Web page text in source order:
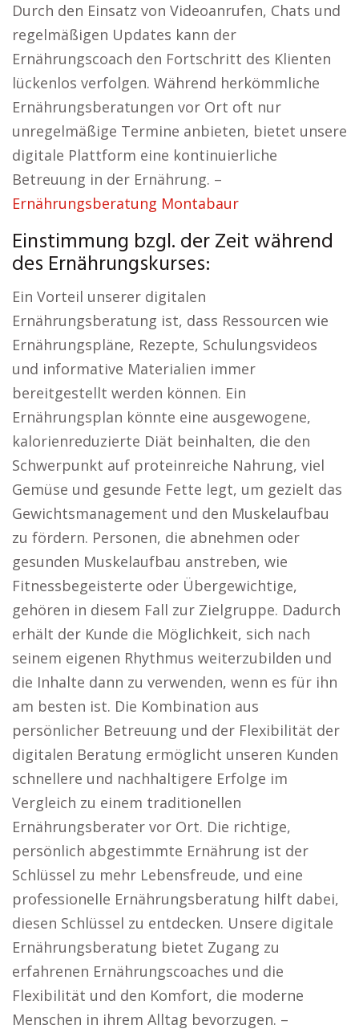
Durch den Einsatz von Videoanrufen, Chats und
regelmäßigen Updates kann der
Ernährungscoach den Fortschritt des Klienten
lückenlos verfolgen. Während herkömmliche
Ernährungsberatungen vor Ort oft nur
unregelmäßige Termine anbieten, bietet unsere
digitale Plattform eine kontinuierliche
Betreuung in der Ernährung. –
Ernährungsberatung Montabaur
Einstimmung bzgl. der Zeit während
des Ernährungskurses:
Ein Vorteil unserer digitalen
Ernährungsberatung ist, dass Ressourcen wie
Ernährungspläne, Rezepte, Schulungsvideos
und informative Materialien immer
bereitgestellt werden können. Ein
Ernährungsplan könnte eine ausgewogene,
kalorienreduzierte Diät beinhalten, die den
Schwerpunkt auf proteinreiche Nahrung, viel
Gemüse und gesunde Fette legt, um gezielt das
Gewichtsmanagement und den Muskelaufbau
zu fördern. Personen, die abnehmen oder
gesunden Muskelaufbau anstreben, wie
Fitnessbegeisterte oder Übergewichtige,
gehören in diesem Fall zur Zielgruppe. Dadurch
erhält der Kunde die Möglichkeit, sich nach
seinem eigenen Rhythmus weiterzubilden und
die Inhalte dann zu verwenden, wenn es für ihn
am besten ist. Die Kombination aus
persönlicher Betreuung und der Flexibilität der
digitalen Beratung ermöglicht unseren Kunden
schnellere und nachhaltigere Erfolge im
Vergleich zu einem traditionellen
Ernährungsberater vor Ort. Die richtige,
persönlich abgestimmte Ernährung ist der
Schlüssel zu mehr Lebensfreude, und eine
professionelle Ernährungsberatung hilft dabei,
diesen Schlüssel zu entdecken. Unsere digitale
Ernährungsberatung bietet Zugang zu
erfahrenen Ernährungscoaches und die
Flexibilität und den Komfort, die moderne
Menschen in ihrem Alltag bevorzugen. –